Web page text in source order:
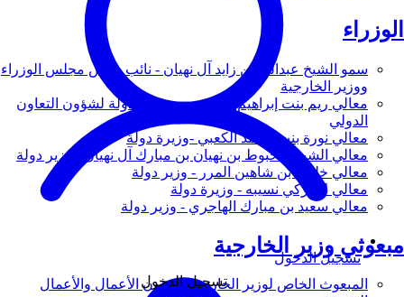
الوزراء
سمو الشيخ عبدالله بن زايد آل نهيان - نائب رئيس مجلس الوزراء
ووزير الخارجية
معالي ريم بنت إبراهيم الهاشمي - وزيرة دولة لشؤون التعاون
الدولي
معالي نورة بنت محمد الكعبي -وزيرة دولة
معالي الشيخ شخبوط بن نهيان بن مبارك آل نهيان - وزير دولة
معالي خليفة بن شاهين المرر - وزير دولة
معالي لانا زكي نسيبه - وزيرة دولة
معالي سعيد بن مبارك الهاجري - وزير دولة
مبعوثي وزير الخارجية
المبعوث الخاص لوزير الخارجية لشؤون الأعمال والأعمال
تسجيل الدخول
تسجيل الدخول